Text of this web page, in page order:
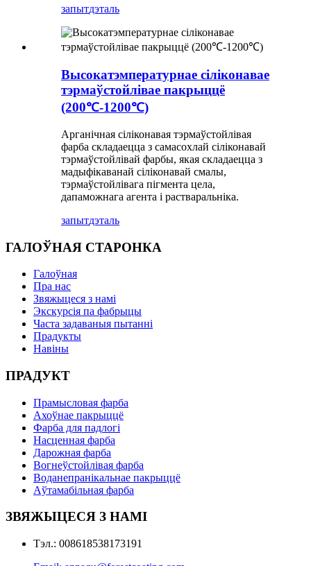
запытдэталь
Высокатэмпературнае сіліконавае
тэрмаўстойлівае пакрыццё
(200℃-1200℃)
Арганічная сіліконавая тэрмаўстойлівая
фарба складаецца з самасохлай сіліконавай
тэрмаўстойлівай фарбы, якая складаецца з
мадыфікаванай сіліконавай смалы,
тэрмаўстойлівага пігмента цела,
дапаможнага агента і растваральніка.
запытдэталь
ГАЛОЎНАЯ СТАРОНКА
Галоўная
Пра нас
Звяжыцеся з намі
Экскурсія па фабрыцы
Часта задаваныя пытанні
Прадукты
Навіны
ПРАДУКТ
Прамысловая фарба
Ахоўнае пакрыццё
Фарба для падлогі
Насценная фарба
Дарожная фарба
Вогнеўстойлівая фарба
Воданепранікальнае пакрыццё
Аўтамабільная фарба
ЗВЯЖЫЦЕСЯ З НАМІ
Тэл.: 008618538173191